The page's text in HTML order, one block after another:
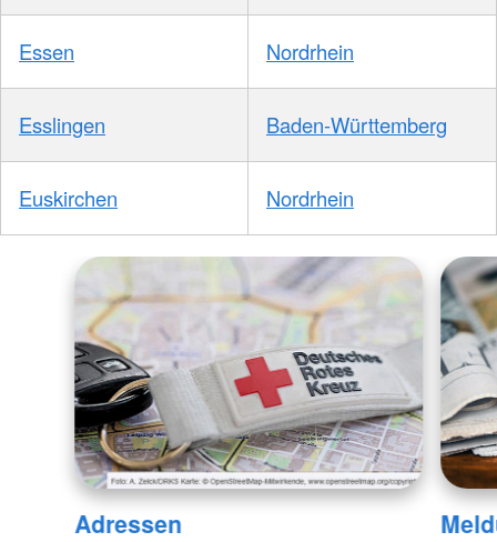
Essen Nordrhein
Esslingen Baden-Württemberg
Euskirchen Nordrhein
Adressen